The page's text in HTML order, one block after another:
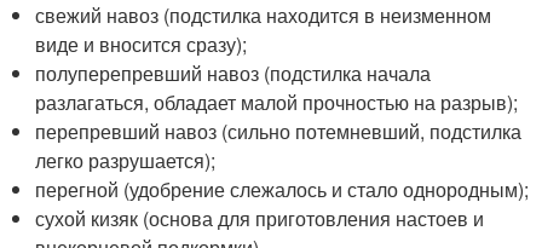
свежий навоз (подстилка находится в неизменном
виде и вносится сразу);
полуперепревший навоз (подстилка начала
разлагаться, обладает малой прочностью на разрыв);
перепревший навоз (сильно потемневший, подстилка
легко разрушается);
перегной (удобрение слежалось и стало однородным);
сухой кизяк (основа для приготовления настоев и